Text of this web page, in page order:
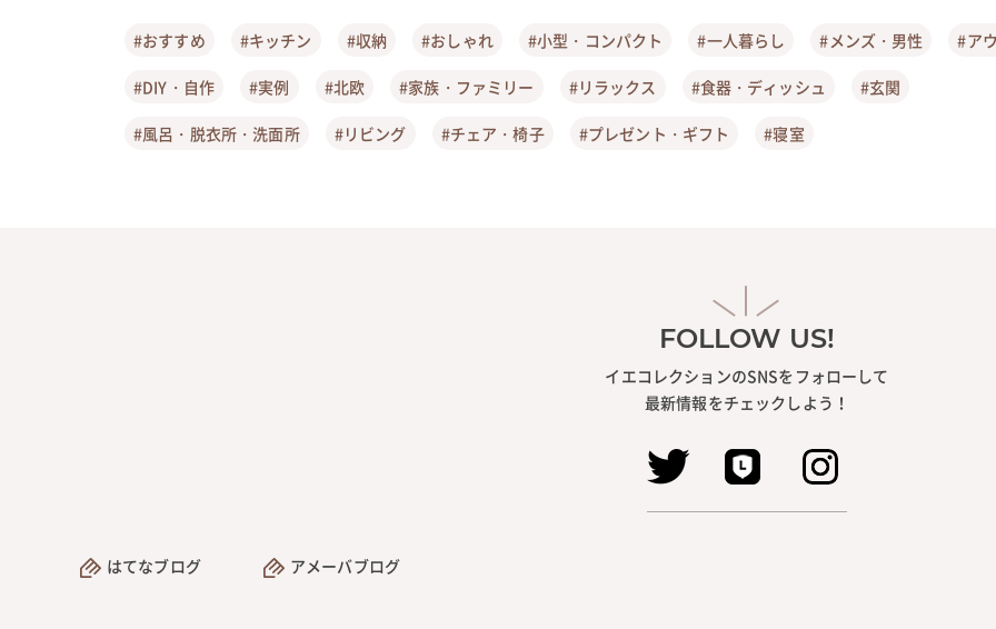
#おすすめ #キッチン #収納 #おしゃれ #小型・コンパクト #一人暮らし #メンズ・男性 #ア
#DIY・自作 #実例 #北欧 #家族・ファミリー #リラックス #食器・ディッシュ #玄関
#風呂・脱衣所・洗面所 #リビング #チェア・椅子 #プレゼント・ギフト #寝室
FOLLOW US!
イエコレクションのSNSをフォローして
最新情報をチェックしよう！
はてなブログ アメーバブログ